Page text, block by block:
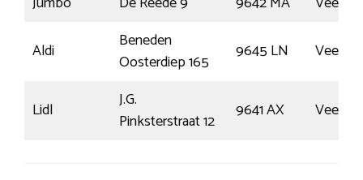
Aldi
Beneden
Oosterdiep 165
9645 LN
Lidl
J.G.
Pinksterstraat 12
9641 AX